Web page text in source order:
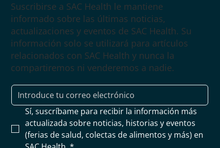
Suscribirse a SAC Health le mantiene
informado sobre las últimas noticias,
actualizaciones y eventos de SAC Health. Su
información solo se utilizará para artículos
relacionados con SAC Health y nunca la
compartiremos ni venderemos a nadie.
Sí, suscríbame para recibir la información más
actualizada sobre noticias, historias y eventos
(ferias de salud, colectas de alimentos y más) en